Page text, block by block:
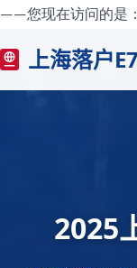
——您现在访问的是：